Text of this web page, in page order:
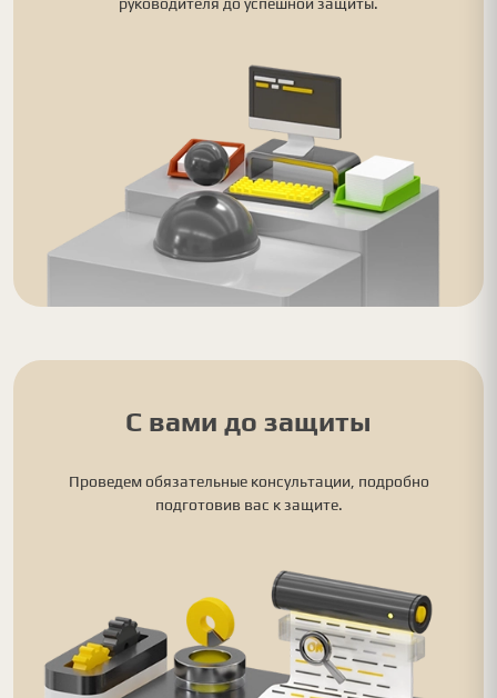
С вами до защиты
Проведем обязательные консультации, подробно
подготовив вас к защите.